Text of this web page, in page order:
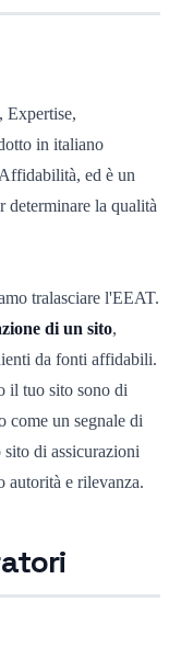
Expertise,
in italiano
ed è un
determinare la qualità
tralasciare l'EEAT.
di un sito,
da fonti affidabili.
il tuo sito sono di
come un segnale di
di assicurazioni
autorità e rilevanza.